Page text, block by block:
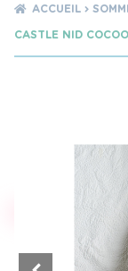
ACCUEIL
CASTLE NID